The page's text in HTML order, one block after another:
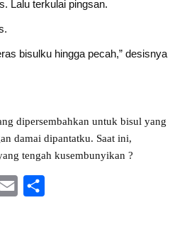
Lalu terkulai pingsan.
bisulku hingga pecah,” desisnya
dipersembahkan untuk bisul yang
damai dipantatku. Saat ini,
tengah kusembunyikan ?